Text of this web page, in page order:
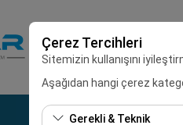
Çerez Tercihleri
Sitemizin kullanışını
Aşağıdan hangi çerez
Gerekli & Teknik